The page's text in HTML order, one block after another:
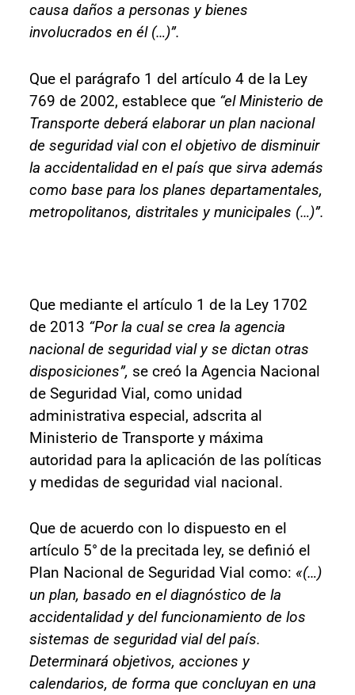
causa daños a personas y bienes
involucrados en él (…)”.
Que el parágrafo 1 del artículo 4 de la Ley
769 de 2002, establece que “el Ministerio de
Transporte deberá elaborar un plan nacional
de seguridad vial con el objetivo de disminuir
la accidentalidad en el país que sirva además
como base para los planes departamentales,
metropolitanos, distritales y municipales (…)”.
Que mediante el artículo 1 de la Ley 1702
de 2013 “Por la cual se crea la agencia
nacional de seguridad vial y se dictan otras
disposiciones”, se creó la Agencia Nacional
de Seguridad Vial, como unidad
administrativa especial, adscrita al
Ministerio de Transporte y máxima
autoridad para la aplicación de las políticas
y medidas de seguridad vial nacional.
Que de acuerdo con lo dispuesto en el
artículo 5°de la precitada ley, se definió el
Plan Nacional de Seguridad Vial como: «(…)
un plan, basado en el diagnóstico de la
accidentalidad y del funcionamiento de los
sistemas de seguridad vial del país.
Determinará objetivos, acciones y
calendarios, de forma que concluyan en una